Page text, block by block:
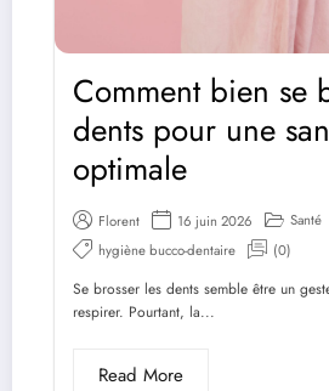
Comment bien se
dents pour une
optimale
Florent 16 juin 2026
Santé
hygiène bucco-dentaire
(0)
Se brosser les dents semble être un
respirer. Pourtant, la...
Read More